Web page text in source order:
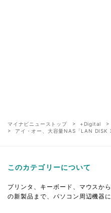
マイナビニューストップ +Digital
アイ・オー、大容量NAS「LAN DISK
このカテゴリーについて
プリンタ、キーボード、マウスか
の新製品まで、パソコン周辺機器